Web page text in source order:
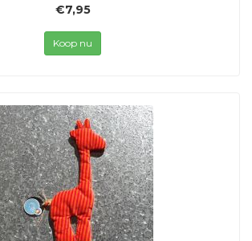
€7,95
Koop nu